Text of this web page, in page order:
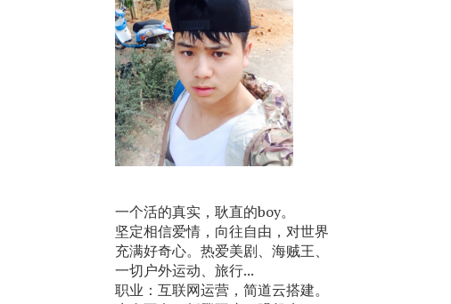
一个活的真实，耿直的boy。
坚定相信爱情，向往自由，对世界
充满好奇心。热爱美剧、海贼王、
一切户外运动、旅行...
职业：互联网运营，简道云搭建。